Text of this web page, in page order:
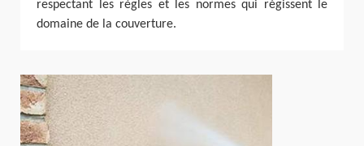
respectant les règles et les normes qui régissent le
domaine de la couverture.